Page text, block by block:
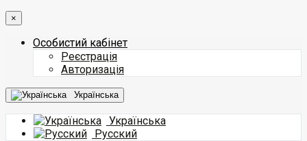
×
Особистий кабінет
Реєстрація
Авторизація
Українська
Українська
Русский